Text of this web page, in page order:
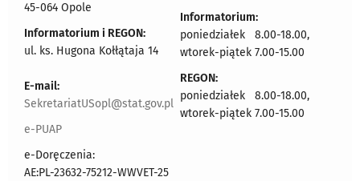
45-064 Opole
Informatorium i REGON:
ul. ks. Hugona Kołłątaja 14
E-mail:
SekretariatUSopl@stat.gov.pl
e-PUAP
e-Doręczenia:
AE:PL-23632-75212-WWVET-25
Informatorium:
poniedziałek 8.00-18.00,
wtorek-piątek 7.00-15.00
REGON:
poniedziałek 8.00-18.00,
wtorek-piątek 7.00-15.00